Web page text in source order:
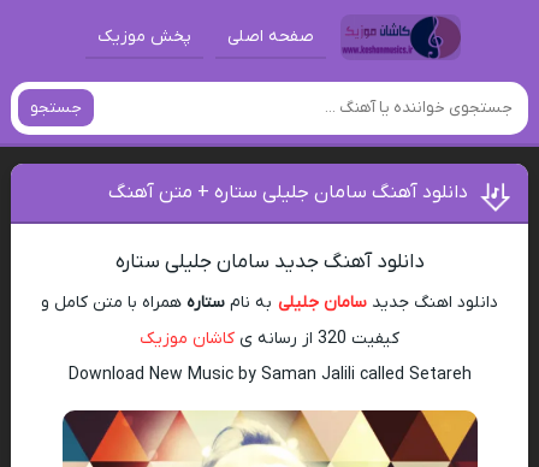
صفحه اصلی پخش موزیک
جستجو
دانلود آهنگ سامان جلیلی ستاره + متن آهنگ
دانلود آهنگ جدید سامان جلیلی ستاره
دانلود اهنگ جدید سامان جلیلی به نام ستاره همراه با متن کامل و
کیفیت 320 از رسانه ی
کاشان موزیک
Download New Music by Saman Jalili called Setareh